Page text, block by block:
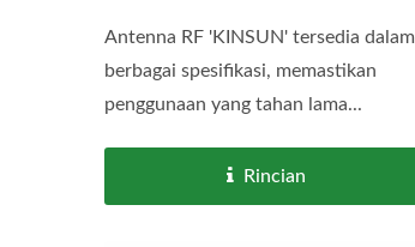
Antenna RF 'KINSUN' tersedia dalam
berbagai spesifikasi, memastikan
penggunaan yang tahan lama...
Rincian